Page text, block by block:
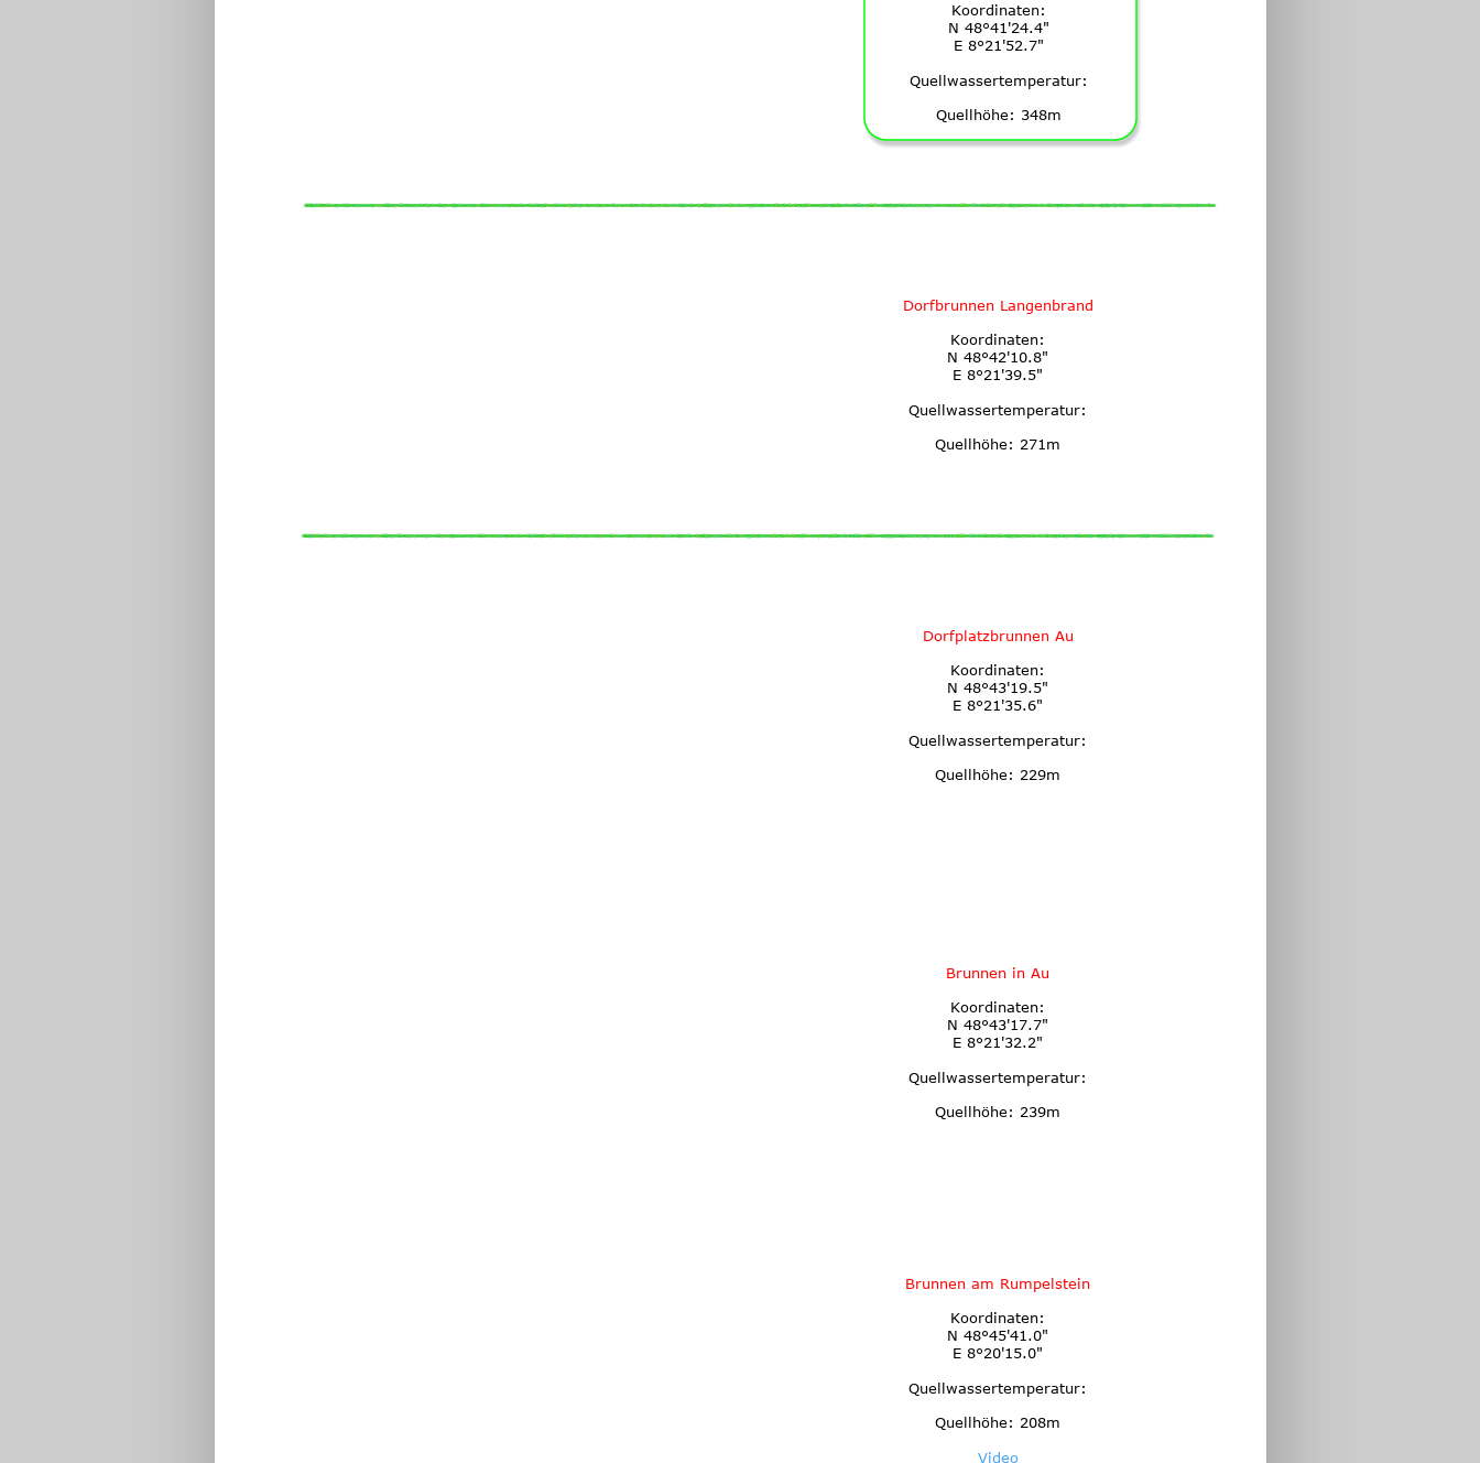
Koordinaten:
N 48°41'24.4"
E 8°21'52.7"
Quellwassertemperatur:
Quellhöhe: 348m
Dorfbrunnen Langenbrand
Koordinaten:
N 48°42'10.8"
E 8°21'39.5"
Quellwassertemperatur:
Quellhöhe: 271m
Dorfplatzbrunnen Au
Koordinaten:
N 48°43'19.5"
E 8°21'35.6"
Quellwassertemperatur:
Quellhöhe: 229m
Brunnen in Au
Koordinaten:
N 48°43'17.7"
E 8°21'32.2"
Quellwassertemperatur:
Quellhöhe: 239m
Brunnen am Rumpelstein
Koordinaten:
N 48°45'41.0"
E 8°20'15.0"
Quellwassertemperatur:
Quellhöhe: 208m
Video